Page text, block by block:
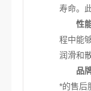
寿命。
性
程中能
润滑和
品
*的售后